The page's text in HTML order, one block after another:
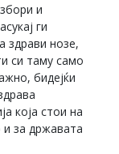
и
ги
здрави нозе,
си таму само
бидејќи
која стои на
за државата